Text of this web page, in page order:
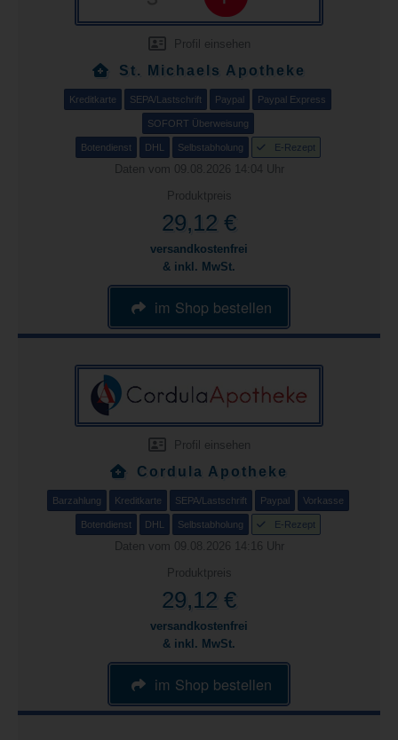
Profil einsehen
St. Michaels Apotheke
Kreditkarte SEPA/Lastschrift Paypal Paypal Express
SOFORT Überweisung
Botendienst DHL Selbstabholung E-Rezept
Daten vom 09.08.2026 14:04 Uhr
Produktpreis
29,12 €
versandkostenfrei
& inkl. MwSt.
im Shop bestellen
Profil einsehen
Cordula Apotheke
Barzahlung Kreditkarte SEPA/Lastschrift Paypal Vorkasse
Botendienst DHL Selbstabholung E-Rezept
Daten vom 09.08.2026 14:16 Uhr
Produktpreis
29,12 €
versandkostenfrei
& inkl. MwSt.
im Shop bestellen